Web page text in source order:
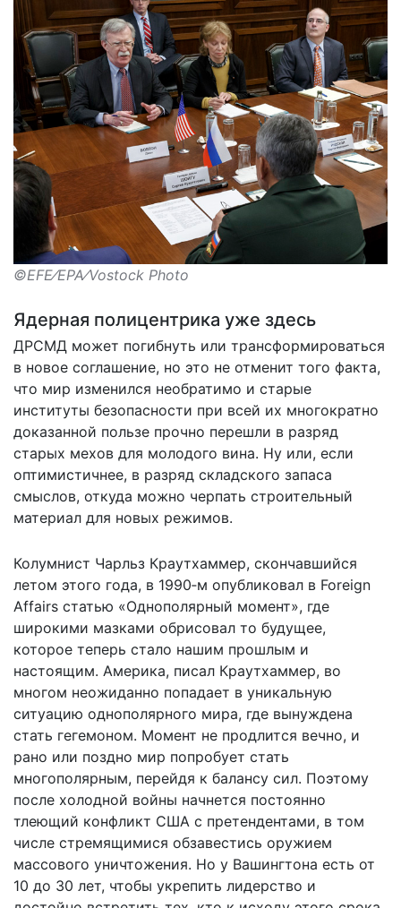
©EFE⁄EPA⁄Vostock Photo
Ядерная полицентрика уже здесь
ДРСМД может погибнуть или трансформироваться
в новое соглашение, но это не отменит того факта,
что мир изменился необратимо и старые
институты безопасности при всей их многократно
доказанной пользе прочно перешли в разряд
старых мехов для молодого вина. Ну или, если
оптимистичнее, в разряд складского запаса
смыслов, откуда можно черпать строительный
материал для новых режимов.
Колумнист Чарльз Краутхаммер, скончавшийся
летом этого года, в 1990‑м опубликовал в Foreign
Affairs статью «Однополярный момент», где
широкими мазками обрисовал то будущее,
которое теперь стало нашим прошлым и
настоящим. Америка, писал Краутхаммер, во
многом неожиданно попадает в уникальную
ситуацию однополярного мира, где вынуждена
стать гегемоном. Момент не продлится вечно, и
рано или поздно мир попробует стать
многополярным, перейдя к балансу сил. Поэтому
после холодной войны начнется постоянно
тлеющий конфликт США с претендентами, в том
числе стремящимися обзавестись оружием
массового уничтожения. Но у Вашингтона есть от
10 до 30 лет, чтобы укрепить лидерство и